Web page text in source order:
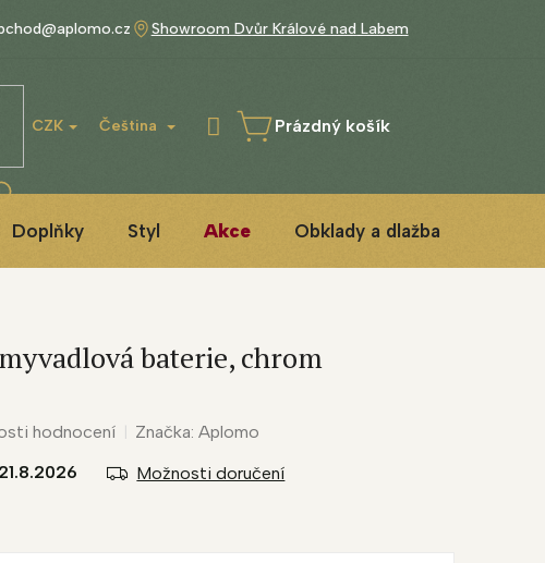
Showroom Dvůr Králové nad Labem
CZK Čeština
NÁKUPNÍ
Prázdný košík
Doplňky Styl Akce Obklady a dlažba
21.8.2026 Možnosti doručení
baterie, chrom
hodnocení Značka: Aplomo